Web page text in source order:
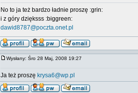
No to ja też bardzo ładnie proszę :grin:
i z góry dzięksss :biggreen:
dawid8787@poczta.onet.pl
Wysłany: Śro 28 Maj, 2008 19:27
Ja też proszę krysa6@wp.pl